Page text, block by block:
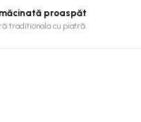
măcinată proaspăt
traditionala cu piatră